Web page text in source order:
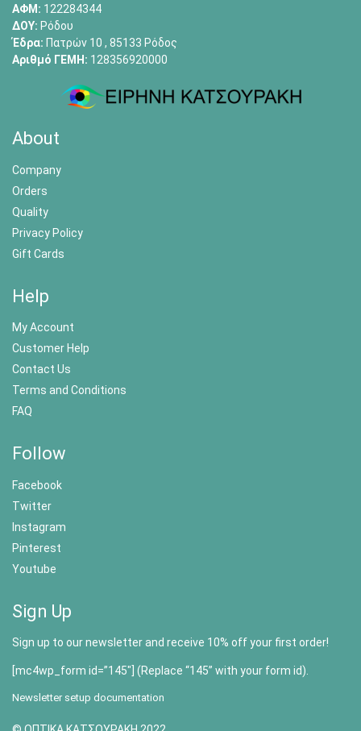
ΑΦΜ: 122284344
ΔΟΥ: Ρόδου
Έδρα: Πατρών 10 , 85133 Ρόδος
Αριθμό ΓΕΜΗ: 128356920000
About
Company
Orders
Quality
Privacy Policy
Gift Cards
Help
My Account
Customer Help
Contact Us
Terms and Conditions
FAQ
Follow
Facebook
Twitter
Instagram
Pinterest
Youtube
Sign Up
Sign up to our newsletter and receive 10% off your first order!
[mc4wp_form id=”145″] (Replace “145” with your form id).
Newsletter setup documentation